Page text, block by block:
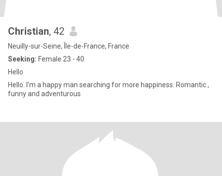
Christian, 42
Neuilly-sur-Seine, Île-de-France, France
Seeking: Female 23 - 40
Hello
Hello. I’m a happy man searching for more happiness. Romantic ,
funny and adventurous